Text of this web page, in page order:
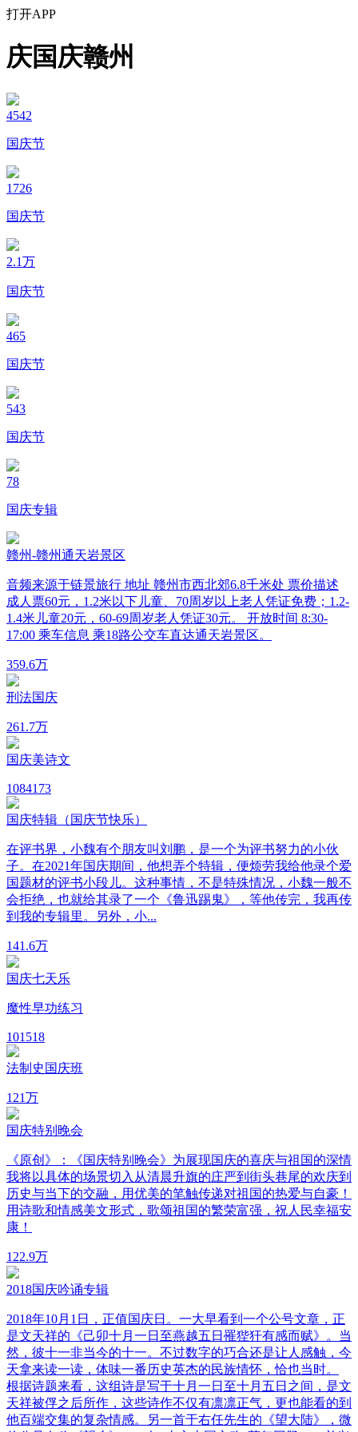
打开APP
庆国庆赣州
4542
国庆节
1726
国庆节
2.1万
国庆节
465
国庆节
543
国庆节
78
国庆专辑
赣州-赣州通天岩景区
音频来源于链景旅行 地址 赣州市西北郊6.8千米处 票价描述
成人票60元，1.2米以下儿童、70周岁以上老人凭证免费；1.2-
1.4米儿童20元，60-69周岁老人凭证30元。 开放时间 8:30-
17:00 乘车信息 乘18路公交车直达通天岩景区。
359.6万
刑法国庆
261.7万
国庆美诗文
1084173
国庆特辑（国庆节快乐）
在评书界，小魏有个朋友叫刘鹏，是一个为评书努力的小伙
子。在2021年国庆期间，他想弄个特辑，便烦劳我给他录个爱
国题材的评书小段儿。这种事情，不是特殊情况，小魏一般不
会拒绝，也就给其录了一个《鲁迅踢鬼》，等他传完，我再传
到我的专辑里。另外，小...
141.6万
国庆七天乐
魔性早功练习
101518
法制史国庆班
121万
国庆特别晚会
《原创》：《国庆特别晚会》为展现国庆的喜庆与祖国的深情
我将以具体的场景切入从清晨升旗的庄严到街头巷尾的欢庆到
历史与当下的交融，用优美的笔触传递对祖国的热爱与自豪！
用诗歌和情感美文形式，歌颂祖国的繁荣富强，祝人民幸福安
康！
122.9万
2018国庆吟诵专辑
2018年10月1日，正值国庆日。一大早看到一个公号文章，正
是文天祥的《己卯十月一日至燕越五日罹狴犴有感而赋》。当
然，彼十一非当今的十一。不过数字的巧合还是让人感触，今
天拿来读一读，体味一番历史英杰的民族情怀，恰也当时。
根据诗题来看，这组诗是写于十月一日至十月五日之间，是文
天祥被俘之后所作，这些诗作不仅有凛凛正气，更也能看的到
他百端交集的复杂情感。另一首于右任先生的《望大陆》，微